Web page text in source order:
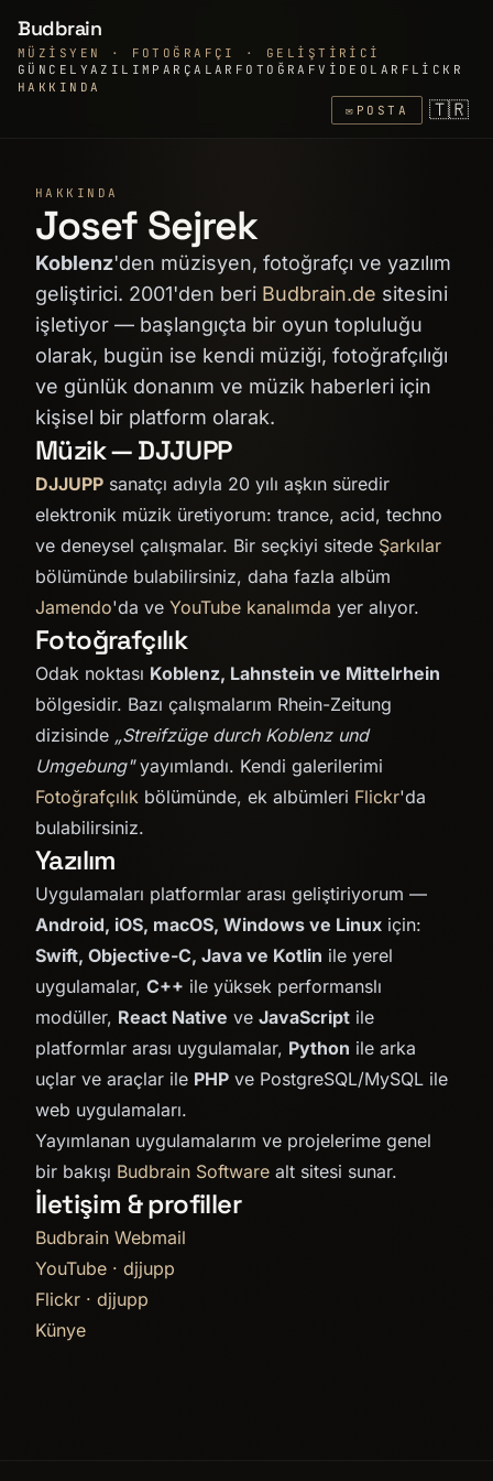
Budbrain
MÜZISYEN · FOTOĞRAFÇI · GELIŞTIRICI
GÜNCEL YAZILIM PARÇALAR FOTOĞRAFVIDEOLAR FLICKR
HAKKINDA
✉ POSTA 🇹🇷
HAKKINDA
Josef Sejrek
Koblenz'den müzisyen, fotoğrafçı ve yazılım
geliştirici. 2001'den beri Budbrain.de sitesini
işletiyor — başlangıçta bir oyun topluluğu
olarak, bugün ise kendi müziği, fotoğrafçılığı
ve günlük donanım ve müzik haberleri için
kişisel bir platform olarak.
Müzik — DJJUPP
DJJUPP sanatçı adıyla 20 yılı aşkın süredir
elektronik müzik üretiyorum: trance, acid, techno
ve deneysel çalışmalar. Bir seçkiyi sitede Şarkılar
bölümünde bulabilirsiniz, daha fazla albüm
Jamendo'da ve YouTube kanalımda yer alıyor.
Fotoğrafçılık
Odak noktası Koblenz, Lahnstein ve Mittelrhein
bölgesidir. Bazı çalışmalarım Rhein-Zeitung
dizisinde „Streifzüge durch Koblenz und
Umgebung"yayımlandı. Kendi galerilerimi
Fotoğrafçılık bölümünde, ek albümleri Flickr'da
bulabilirsiniz.
Yazılım
Uygulamaları platformlar arası geliştiriyorum —
Android, iOS, macOS, Windows ve Linux için:
Swift, Objective-C, Java ve Kotlin ile yerel
uygulamalar, C++ ile yüksek performanslı
modüller, React Native ve JavaScript ile
platformlar arası uygulamalar, Python ile arka
uçlar ve araçlar ile PHP ve PostgreSQL/MySQL ile
web uygulamaları.
Yayımlanan uygulamalarım ve projelerime genel
bir bakışı Budbrain Software alt sitesi sunar.
İletişim & profiller
Budbrain Webmail
YouTube · djjupp
Flickr · djjupp
Künye